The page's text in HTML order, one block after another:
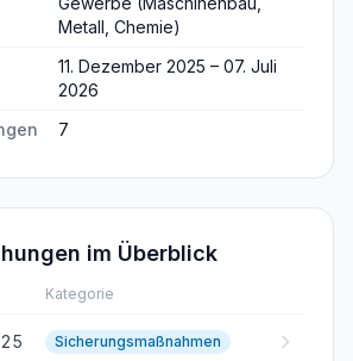
Metall, Chemie)
11. Dezember 2025 – 07. Juli
2026
7
im Überblick
Kategorie
Sicherungsmaßnahmen